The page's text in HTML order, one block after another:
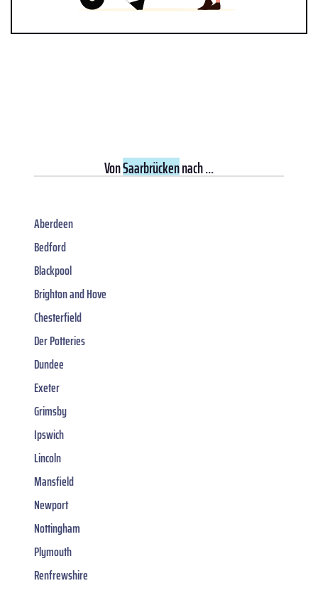
VonSaarbrückennach ...
Aberdeen
Bedford
Blackpool
Brighton and Hove
Chesterfield
Der Potteries
Dundee
Exeter
Grimsby
Ipswich
Lincoln
Mansfield
Newport
Nottingham
Plymouth
Renfrewshire